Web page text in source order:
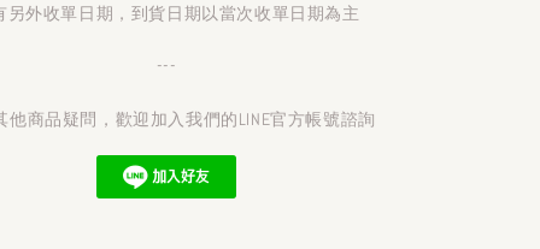
另外收單日期，到貨日期以當次收單日期為主
---
他商品疑問，歡迎加入我們的LINE官方帳號諮詢